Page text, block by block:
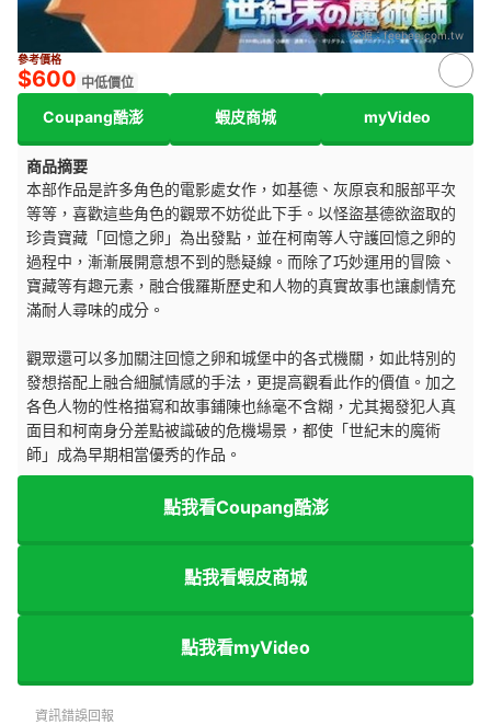
來源：feebee.com.tw
參考價格
$600 中低價位
Coupang酷澎 蝦皮商城 myVideo
商品摘要
本部作品是許多角色的電影處女作，如基德、灰原哀和服部平次
等等，喜歡這些角色的觀眾不妨從此下手。以怪盜基德欲盜取的
珍貴寶藏「回憶之卵」為出發點，並在柯南等人守護回憶之卵的
過程中，漸漸展開意想不到的懸疑線。而除了巧妙運用的冒險、
寶藏等有趣元素，融合俄羅斯歷史和人物的真實故事也讓劇情充
滿耐人尋味的成分。
觀眾還可以多加關注回憶之卵和城堡中的各式機關，如此特別的
發想搭配上融合細膩情感的手法，更提高觀看此作的價值。加之
各色人物的性格描寫和故事鋪陳也絲毫不含糊，尤其揭發犯人真
面目和柯南身分差點被識破的危機場景，都使「世紀末的魔術
師」成為早期相當優秀的作品。
點我看Coupang酷澎
點我看蝦皮商城
點我看myVideo
資訊錯誤回報